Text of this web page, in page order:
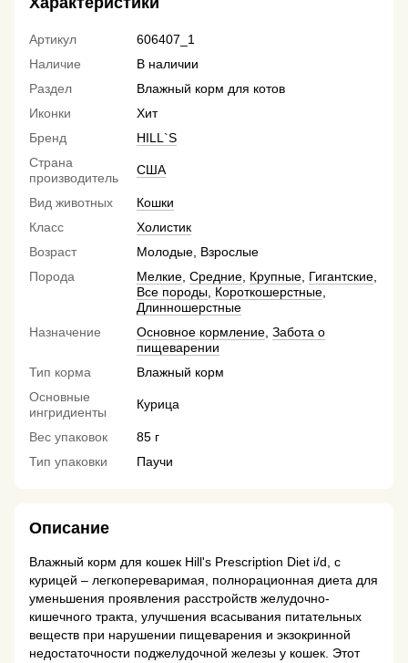
Артикул
606407_1
Наличие
В наличии
Раздел
Влажный корм для котов
Иконки
Хит
Бренд
HILL`S
Страна
производитель
США
Вид животных
Кошки
Класс
Холистик
Возраст
Молодые, Взрослые
Порода
Мелкие Средние Крупные Гигантские
Все породы Короткошерстные
Длинношерстные
Назначение
Основное кормление Забота о
пищеварении
Тип корма
Влажный корм
Основные
ингридиенты
Курица
Вес упаковок
85 г
Тип упаковки
Паучи
Описание
Влажный корм для кошек Hill's Prescription Diet i/d, с
курицей – легкопереваримая, полнорационная диета для
уменьшения проявления расстройств желудочно-
кишечного тракта, улучшения всасывания питательных
веществ при нарушении пищеварения и экзокринной
недостаточности поджелудочной железы у кошек. Этот